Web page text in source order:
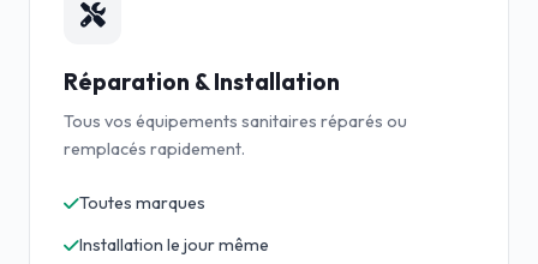
Réparation & Installation
Tous vos équipements sanitaires réparés ou
remplacés rapidement.
Toutes marques
Installation le jour même